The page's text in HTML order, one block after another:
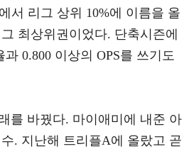
서 리그 상위 10%에 이름을 올
최상위권이었다. 단축시즌에
0.800 이상의 OPS를 쓰기도
를 바꿨다. 마이애미에 내준 아
. 지난해 트리플A에 올랐고 곧